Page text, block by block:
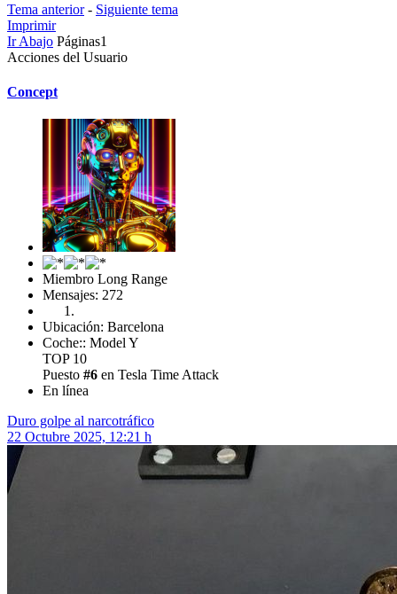
Tema anterior- Siguiente tema
Imprimir
Ir Abajo Páginas1
Acciones del Usuario
Concept
Miembro Long Range
Mensajes: 272
Ubicación: Barcelona
Coche:: Model Y
TOP 10
Puesto #6 en Tesla Time Attack
En línea
Duro golpe al narcotráfico
22 Octubre 2025, 12:21 h